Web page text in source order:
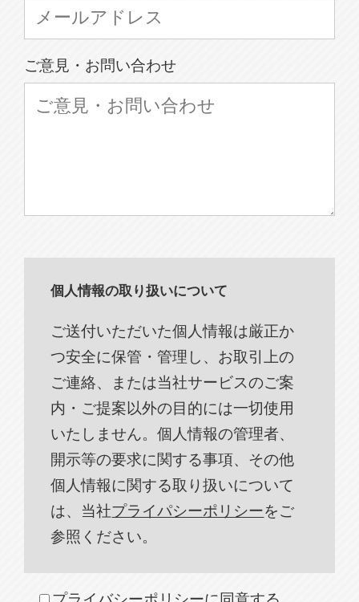
ご意見・お問い合わせ
個人情報の取り扱いについて
ご送付いただいた個人情報は厳正か
つ安全に保管・管理し、お取引上の
ご連絡、または当社サービスのご案
内・ご提案以外の目的には一切使用
いたしません。個人情報の管理者、
開示等の要求に関する事項、その他
個人情報に関する取り扱いについて
は、当社プライパシーポリシーをご
参照ください。